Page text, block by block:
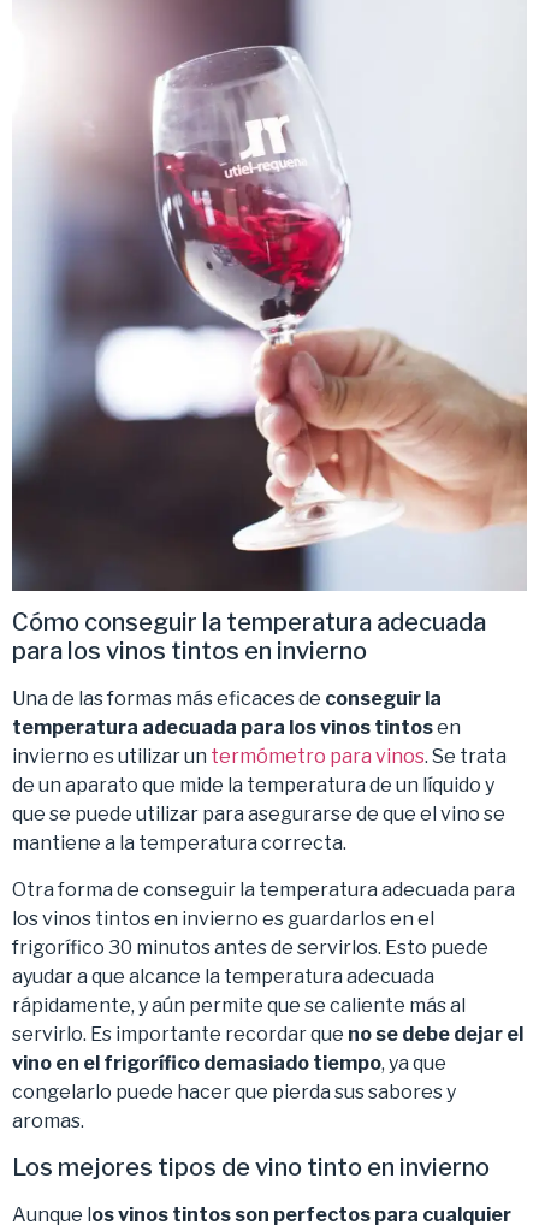
Cómo conseguir la temperatura adecuada
para los vinos tintos en invierno
Una de las formas más eficaces de conseguir la
temperatura adecuada para los vinos tintosen
invierno es utilizar un termómetro para vinos. Se trata
de un aparato que mide la temperatura de un líquido y
que se puede utilizar para asegurarse de que el vino se
mantiene a la temperatura correcta.
Otra forma de conseguir la temperatura adecuada para
los vinos tintos en invierno es guardarlos en el
frigorífico 30 minutos antes de servirlos. Esto puede
ayudar a que alcance la temperatura adecuada
rápidamente, y aún permite que se caliente más al
servirlo. Es importante recordar que no se debe dejar el
vino en el frigorífico demasiado tiempo, ya que
congelarlo puede hacer que pierda sus sabores y
aromas.
Los mejores tipos de vino tinto en invierno
Aunque los vinos tintos son perfectos para cualquier